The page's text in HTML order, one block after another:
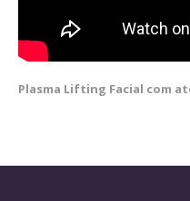
Plasma Lifting Facial com